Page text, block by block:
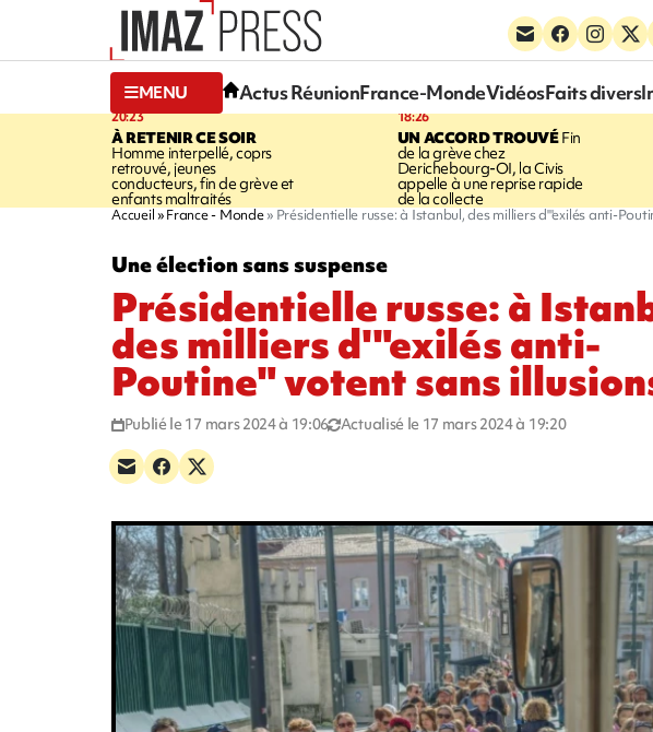
MENU Actus RéunionFrance-MondeVidéosFaits divers
20:23
À RETENIR CE SOIR
Homme interpellé, coprs
retrouvé, jeunes
conducteurs, fin de grève et
enfants maltraités
18:26
UN ACCORD TROUVÉFin
de la grève chez
Derichebourg-OI, la Civis
appelle à une reprise rapide
de la collecte
Accueil France - Monde Présidentielle russe: à Istanbul, des milliers d'"exilés anti-
Une élection sans suspense
Présidentielle russe: à
des milliers d'"exilés anti-
Poutine" votent sans
Publié le 17 mars 2024 à 19:06 Actualisé le 17 mars 2024 à 19:20